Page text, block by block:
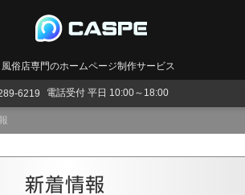
風俗店専門のホームページ制作サービス
6219 電話受付 平日 10:00～18:00
新着情報